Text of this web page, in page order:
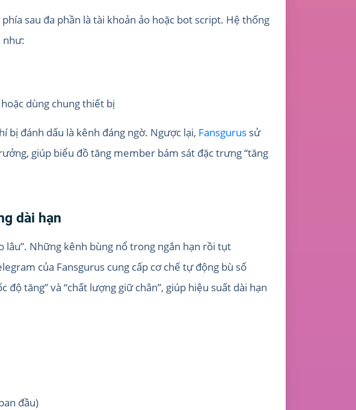
sau đa phần là tài khoản ảo hoặc bot script. Hệ thống
như:
dùng chung thiết bị
đánh dấu là kênh đáng ngờ. Ngược lại, Fansgurus sử
giúp biểu đồ tăng member bám sát đặc trưng “tăng
dài hạn
Những kênh bùng nổ trong ngắn hạn rồi tụt
của Fansgurus cung cấp cơ chế tự động bù số
tăng” và “chất lượng giữ chân”, giúp hiệu suất dài hạn
đầu)